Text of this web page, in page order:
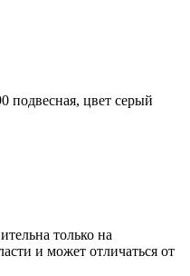
цвет серый
только на
и может отличаться от